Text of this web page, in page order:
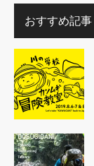
おすすめ記事